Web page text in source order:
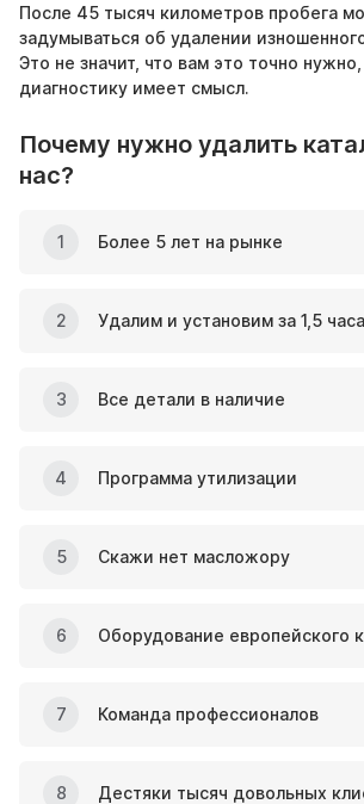
После 45 тысяч километров пробега
задумываться об удалении
Это не значит, что вам это точно
диагностику имеет смысл.
Почему нужно удалить
нас?
1 Более 5 лет на рынке
2 Удалим и установим за 1,5 часа
3 Все детали в наличие
4 Программа утилизации
5 Скажи нет масложору
6 Оборудование европейского
7 Команда профессионалов
8 Дестяки тысяч довольных